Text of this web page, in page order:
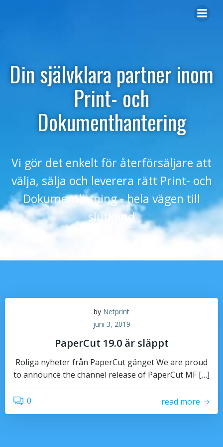
Din självklara partner inom
Print- och
Dokumenthantering
Vi gör det enkelt för återförsäljare att
välja, sälja och leverera rätt Print- och
Dokumentlösning - hela vägen till
slutkund
by Netprint
juni 3, 2019
PaperCut 19.0 är släppt
Roliga nyheter från PaperCut gänget We are proud
to announce the channel release of PaperCut MF […]
0 read more